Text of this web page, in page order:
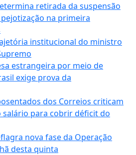
retirada da suspensão
na primeira
institucional do ministro
estrangeira por meio de
exige prova da
dos Correios criticam
salário para cobrir déficit do
nova fase da Operação
desta quinta